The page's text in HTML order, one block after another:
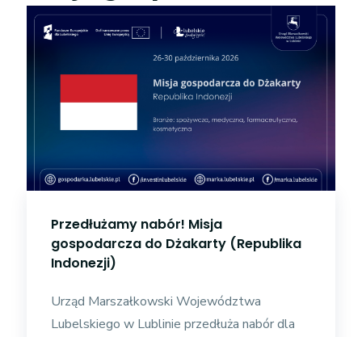
Przedłużamy nabór! Misja
gospodarcza do Dżakarty (Republika
Indonezji)
Urząd Marszałkowski Województwa
Lubelskiego w Lublinie przedłuża nabór dla